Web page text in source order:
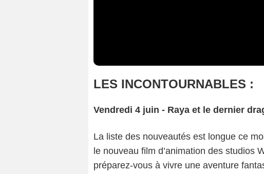
LES INCONTOURNABLES :
Vendredi 4 juin - Raya et le dernier
La liste des nouveautés est longue ce
le nouveau film d’animation des studios
préparez-vous à vivre une aventure